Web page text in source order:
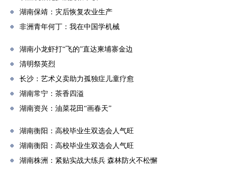
湖南保靖：灾后恢复农业生产
非洲青年何丁：我在中国学机械
湖南小龙虾打“飞的”直达柬埔寨金边
清明祭英烈
长沙：艺术义卖助力孤独症儿童疗愈
湖南常宁：茶香四溢
湖南资兴：油菜花田“画春天”
湖南衡阳：高校毕业生双选会人气旺
湖南衡阳：高校毕业生双选会人气旺
湖南株洲：紧贴实战大练兵 森林防火不松懈